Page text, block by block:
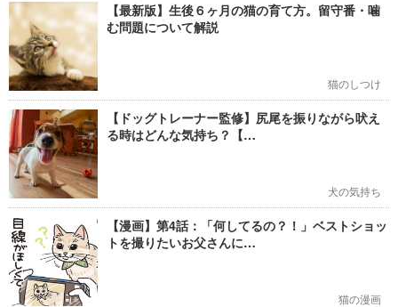
【最新版】生後６ヶ月の猫の育て方。留守番・噛
む問題について解説
猫のしつけ
【ドッグトレーナー監修】尻尾を振りながら吠え
る時はどんな気持ち？【…
犬の気持ち
【漫画】第4話：「何してるの？！」ベストショッ
トを撮りたいお父さんに…
猫の漫画